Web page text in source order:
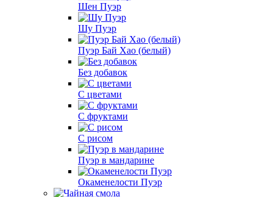
Шен Пуэр
Шу Пуэр
Пуэр Бай Хао (белый)
Без добавок
С цветами
С фруктами
С рисом
Пуэр в мандарине
Окаменелости Пуэр